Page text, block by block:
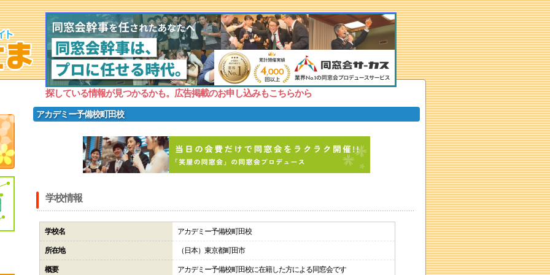
探している情報が見つかるかも。広告掲載のお申し込みもこちらから
アカデミー予備校町田校
学校情報
学校名 アカデミー予備校町田校
所在地 （日本）東京都町田市
概要 アカデミー予備校町田校に在籍した方による同窓会です